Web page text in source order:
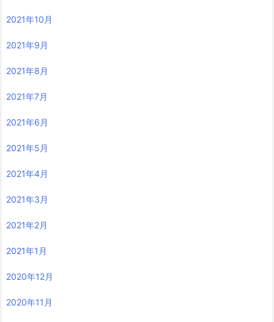
2021年10月
2021年9月
2021年8月
2021年7月
2021年6月
2021年5月
2021年4月
2021年3月
2021年2月
2021年1月
2020年12月
2020年11月